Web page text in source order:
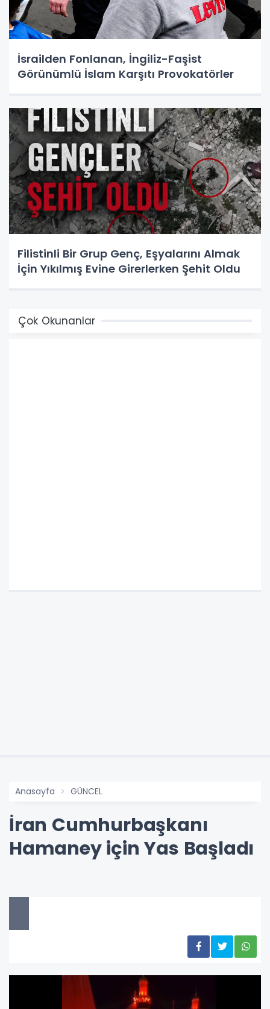
İsrailden Fonlanan, İngiliz-Faşist
Görünümlü İslam Karşıtı Provokatörler
Filistinli Bir Grup Genç, Eşyalarını Almak
İçin Yıkılmış Evine Girerlerken Şehit Oldu
Çok Okunanlar
Anasayfa GÜNCEL
İran Cumhurbaşkanı
Hamaney için Yas Başladı